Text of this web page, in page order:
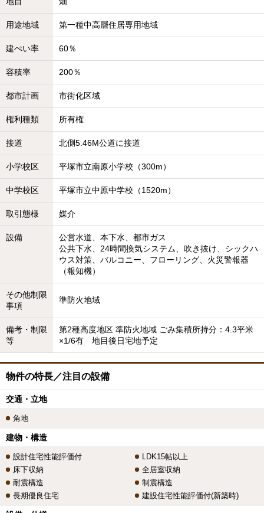
用途地域 第一種中高層住居専用地域
建ぺい率 60％
容積率 200％
都市計画 市街化区域
権利種類 所有権
接道 北側5.46M公道に接道
小学校区 平塚市立南原小学校（300m）
中学校区 平塚市立中原中学校（1520m）
取引態様 媒介
設備
公営水道、本下水、都市ガス
公共下水、24時間換気システム、吹き抜け、シックハ
ウス対策、バルコニー、フローリング、火災警報器
（報知機）
その他制限
事項
準防火地域
備考・制限
等
第2種高度地区 準防火地域 ごみ集積所持分：4.3平米
×1/6有 地目後日宅地予定
物件の特長／注目の設備
交通・立地
角地
建物・構造
設計住宅性能評価付
LDK15帖以上
床下収納
全居室収納
耐震構造
制震構造
長期優良住宅
建設住宅性能評価付(新築時)